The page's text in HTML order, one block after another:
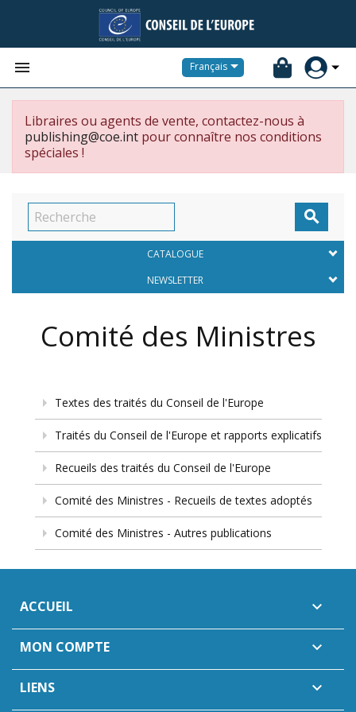
 Français
Libraires ou agents de vente, contactez-nous à
publishing@coe.int pour connaître nos conditions
spéciales !

CATALOGUE
NEWSLETTER
Comité des Ministres
Textes des traités du Conseil de l'Europe
Traités du Conseil de l'Europe et rapports explicatifs
Recueils des traités du Conseil de l'Europe
Comité des Ministres - Recueils de textes adoptés
Comité des Ministres - Autres publications
ACCUEIL 
MON COMPTE 
LIENS 